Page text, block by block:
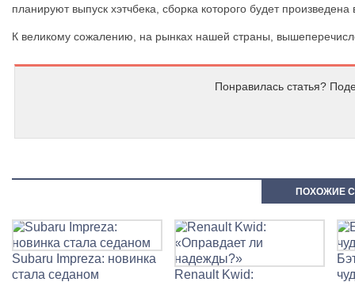
планируют выпуск хэтчбека, сборка которого будет
К великому сожалению, на рынках нашей страны,
Понравилась статья?
ПОХОЖИЕ
Subaru Impreza: новинка
стала седаном
Renault Kwid: